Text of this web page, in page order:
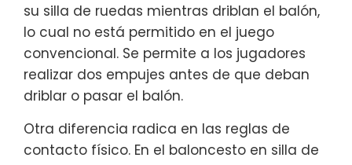
su silla de ruedas mientras driblan el balón,
lo cual no está permitido en el juego
convencional. Se permite a los jugadores
realizar dos empujes antes de que deban
driblar o pasar el balón.
Otra diferencia radica en las reglas de
contacto físico. En el baloncesto en silla de